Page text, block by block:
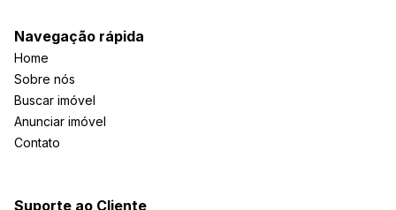
Navegação rápida
Home
Sobre nós
Buscar imóvel
Anunciar imóvel
Contato
Suporte ao Cliente